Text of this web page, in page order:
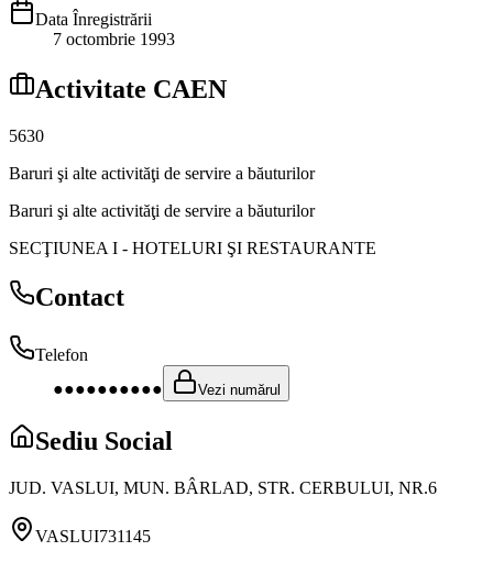
Data Înregistrării
7 octombrie 1993
Activitate CAEN
5630
Baruri şi alte activităţi de servire a băuturilor
Baruri şi alte activităţi de servire a băuturilor
SECŢIUNEA I - HOTELURI ŞI RESTAURANTE
Contact
Telefon
●●●●●●●●●●
Vezi numărul
Sediu Social
JUD. VASLUI, MUN. BÂRLAD, STR. CERBULUI, NR.6
VASLUI731145